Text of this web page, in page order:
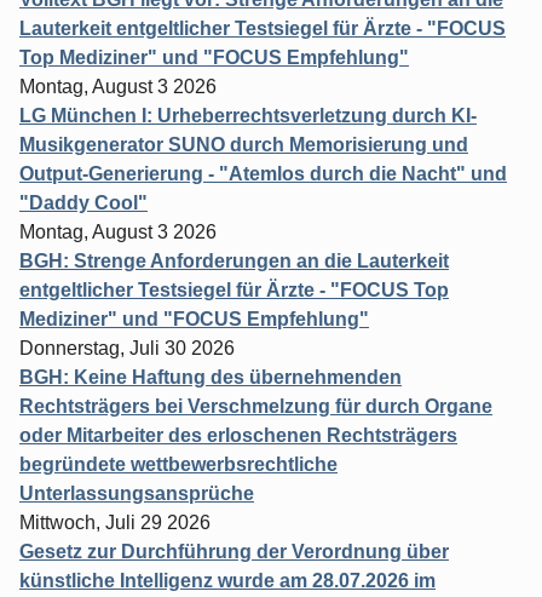
Lauterkeit entgeltlicher Testsiegel für Ärzte - "FOCUS
Top Mediziner" und "FOCUS Empfehlung"
Montag, August 3 2026
LG München I: Urheberrechtsverletzung durch KI-
Musikgenerator SUNO durch Memorisierung und
Output-Generierung - "Atemlos durch die Nacht" und
"Daddy Cool"
Montag, August 3 2026
BGH: Strenge Anforderungen an die Lauterkeit
entgeltlicher Testsiegel für Ärzte - "FOCUS Top
Mediziner" und "FOCUS Empfehlung"
Donnerstag, Juli 30 2026
BGH: Keine Haftung des übernehmenden
Rechtsträgers bei Verschmelzung für durch Organe
oder Mitarbeiter des erloschenen Rechtsträgers
begründete wettbewerbsrechtliche
Unterlassungsansprüche
Mittwoch, Juli 29 2026
Gesetz zur Durchführung der Verordnung über
künstliche Intelligenz wurde am 28.07.2026 im